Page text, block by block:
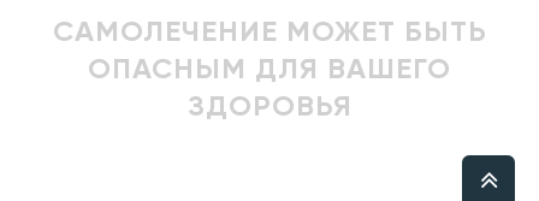
САМОЛЕЧЕНИЕ МОЖЕТ БЫТЬ
ОПАСНЫМ ДЛЯ ВАШЕГО
ЗДОРОВЬЯ